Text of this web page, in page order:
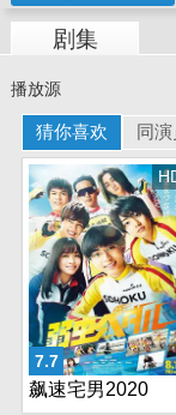
剧集
播放源
猜你喜欢 同演
7.7
飙速宅男2020